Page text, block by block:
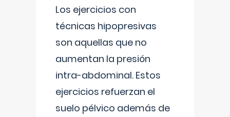
Los ejercicios con
técnicas hipopresivas
son aquellas que no
aumentan la presión
intra-abdominal. Estos
ejercicios refuerzan el
suelo pélvico además de